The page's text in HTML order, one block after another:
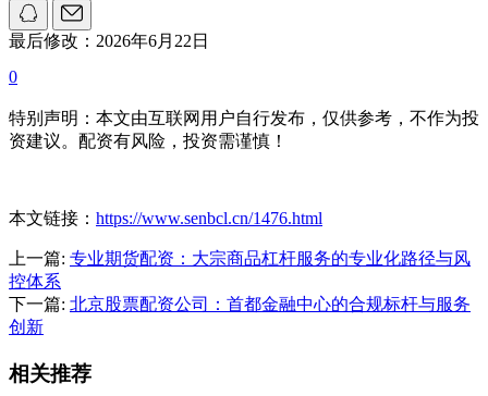
最后修改：2026年6月22日
0
特别声明：本文由互联网用户自行发布，仅供参考，不作为投
资建议。配资有风险，投资需谨慎！
本文链接： https://www.senbcl.cn/1476.html
上一篇: 专业期货配资：大宗商品杠杆服务的专业化路径与风
控体系
下一篇: 北京股票配资公司：首都金融中心的合规标杆与服务
创新
相关推荐